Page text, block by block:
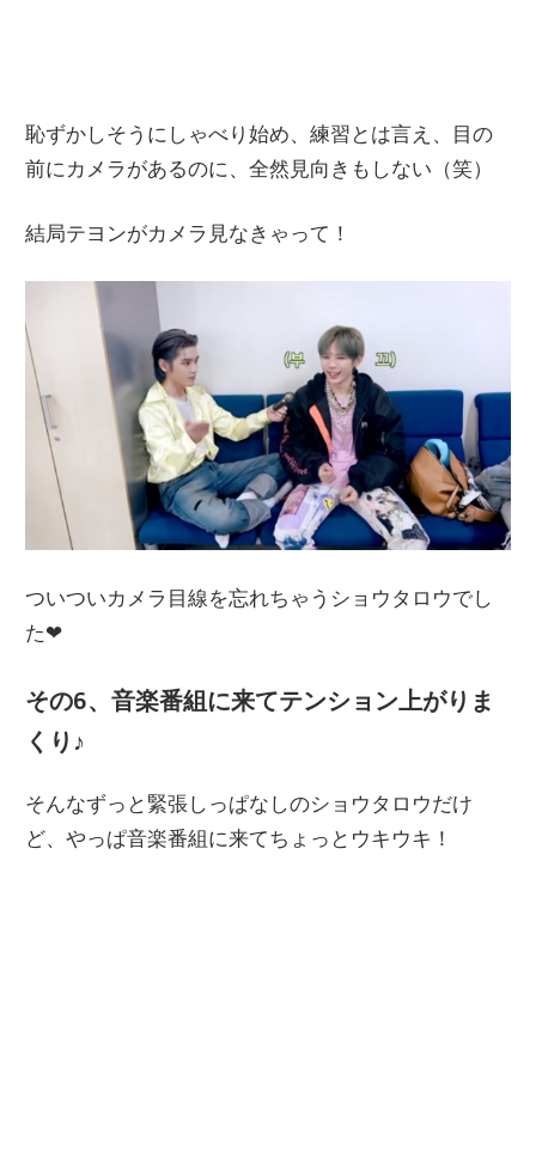
恥ずかしそうにしゃべり始め、練習とは言え、目の
前にカメラがあるのに、全然見向きもしない（笑）
結局テヨンがカメラ見なきゃって！
ついついカメラ目線を忘れちゃうショウタロウでし
た❤
その6、音楽番組に来てテンション上がりま
くり♪
そんなずっと緊張しっぱなしのショウタロウだけ
ど、やっぱ音楽番組に来てちょっとウキウキ！